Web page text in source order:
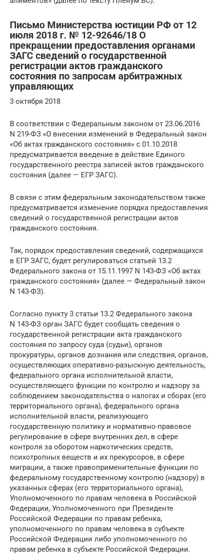
Письмо Министерства юстиции РФ от 12
июля 2018 г. № 12-92646/18 О
прекращении предоставления органами
ЗАГС сведений о государственной
регистрации актов гражданского
состояния по запросам арбитражных
управляющих
3 октября 2018
В соответствии с Федеральным законом от 23.06.2016
N 219-ФЗ «О внесении изменений в Федеральный закон
«Об актах гражданского состояния» с 01.10.2018
предусматривается введение в действие Единого
государственного реестра записей актов гражданского
состояния (далее — ЕГР ЗАГС).
В связи с этим федеральным законодательством также
предусматривается изменение порядка предоставления
сведений о государственной регистрации актов
гражданского состояния.
Так, порядок предоставления сведений, содержащихся
в ЕГР ЗАГС, будет регулироваться статьей 13.2
Федерального закона от 15.11.1997 N 143-ФЗ «Об актах
гражданского состояния» (далее — Федеральный закон
N 143-ФЗ).
Согласно пункту 3 статьи 13.2 Федерального закона
N 143-ФЗ орган ЗАГС будет сообщать сведения о
государственной регистрации акта гражданского
состояния по запросу суда (судьи), органов
прокуратуры, органов дознания или следствия, органов,
осуществляющих оперативно-разыскную деятельность,
федерального органа исполнительной власти,
осуществляющего функции по контролю и надзору за
соблюдением законодательства о налогах и сборах (его
территориального органа), федерального органа
исполнительной власти, реализующего
государственную политику и нормативно-правовое
регулирование в сфере внутренних дел, в сфере
контроля за оборотом наркотических средств,
психотропных веществ и их прекурсоров, в сфере
миграции, а также правоприменительные функции по
федеральному государственному контролю (надзору) в
указанных сферах (его территориального органа),
Уполномоченного по правам человека в Российской
Федерации, Уполномоченного при Президенте
Российской Федерации по правам ребенка,
уполномоченного по правам человека в субъекте
Российской Федерации либо уполномоченного по
правам ребенка в субъекте Российской Федерации.